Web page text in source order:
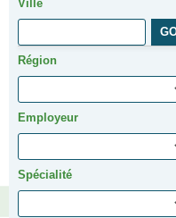
Ville
Région
Employeur
Spécialité